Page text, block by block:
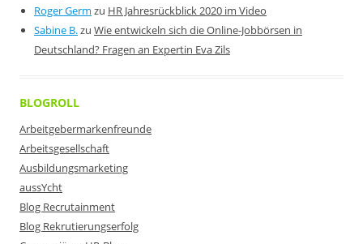
Roger Germ zu HR Jahresrückblick 2020 im Video
Sabine B.zu Wie entwickeln sich die Online-Jobbörsen in
Deutschland? Fragen an Expertin Eva Zils
BLOGROLL
Arbeitgebermarkenfreunde
Arbeitsgesellschaft
Ausbildungsmarketing
aussYcht
Blog Recrutainment
Blog Rekrutierungserfolg